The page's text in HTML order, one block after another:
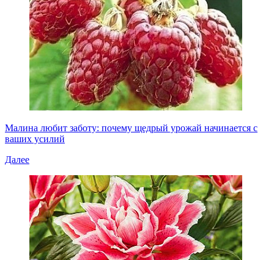
Малина любит заботу: почему щедрый урожай начинается с
ваших усилий
Далее